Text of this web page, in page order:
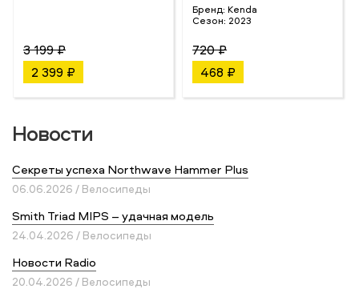
3 199 ₽
2 399 ₽
Бренд: Kenda
Сезон: 2023
720 ₽
468 ₽
Новости
Секреты успеха Northwave Hammer Plus
06.06.2026 / Велосипеды
Smith Triad MIPS – удачная модель
24.04.2026 / Велосипеды
Новости Radio
20.04.2026 / Велосипеды